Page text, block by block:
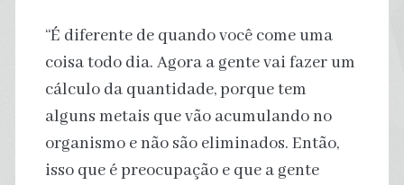
“É diferente de quando você come uma
coisa todo dia. Agora a gente vai fazer um
cálculo da quantidade, porque tem
alguns metais que vão acumulando no
organismo e não são eliminados. Então,
isso que é preocupação e que a gente